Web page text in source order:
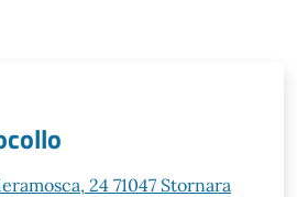
24 71047 Stornara